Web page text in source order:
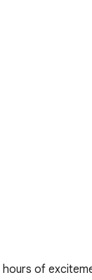
of